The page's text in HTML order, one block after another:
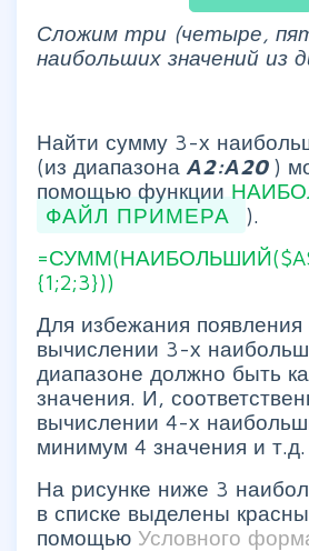
Сложим три (четыре,
наибольших значений из
Найти сумму 3-х
(из диапазона А2:А20 )
помощью функции
ФАЙЛ ПРИМЕРА
).
{1;2;3}))
Для избежания
вычислении 3-х
диапазоне должно быть
значения. И,
вычислении 4-х
минимум 4 значения и т.д.
На рисунке ниже 3
в списке выделены
помощью Условного